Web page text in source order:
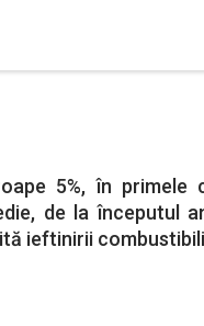
5%, în primele
de la începutul
ieftinirii